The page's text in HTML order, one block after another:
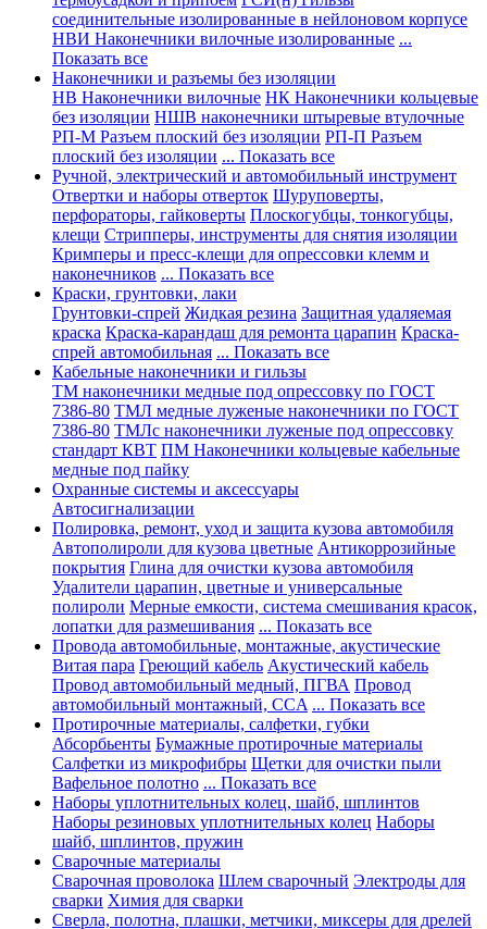
соединительные изолированные в нейлоновом корпусе
НВИ Наконечники вилочные изолированные ...
Показать все
Наконечники и разъемы без изоляции
НВ Наконечники вилочные НК Наконечники кольцевые
без изоляции НШВ наконечники штыревые втулочные
РП-М Разъем плоский без изоляции РП-П Разъем
плоский без изоляции ... Показать все
Ручной, электрический и автомобильный инструмент
Отвертки и наборы отверток Шуруповерты,
перфораторы, гайковерты Плоскогубцы, тонкогубцы,
клещи Стрипперы, инструменты для снятия изоляции
Кримперы и пресс-клещи для опрессовки клемм и
наконечников ... Показать все
Краски, грунтовки, лаки
Грунтовки-спрей Жидкая резина Защитная удаляемая
краска Краска-карандаш для ремонта царапин Краска-
спрей автомобильная ... Показать все
Кабельные наконечники и гильзы
ТМ наконечники медные под опрессовку по ГОСТ
7386-80 ТМЛ медные луженые наконечники по ГОСТ
7386-80 ТМЛс наконечники луженые под опрессовку
стандарт КВТ ПМ Наконечники кольцевые кабельные
медные под пайку
Охранные системы и аксессуары
Автосигнализации
Полировка, ремонт, уход и защита кузова автомобиля
Автополироли для кузова цветные Антикоррозийные
покрытия Глина для очистки кузова автомобиля
Удалители царапин, цветные и универсальные
полироли Мерные емкости, система смешивания красок,
лопатки для размешивания ... Показать все
Провода автомобильные, монтажные, акустические
Витая пара Греющий кабель Акустический кабель
Провод автомобильный медный, ПГВА Провод
автомобильный монтажный, CCA ... Показать все
Протирочные материалы, салфетки, губки
Абсорбьенты Бумажные протирочные материалы
Салфетки из микрофибры Щетки для очистки пыли
Вафельное полотно ... Показать все
Наборы уплотнительных колец, шайб, шплинтов
Наборы резиновых уплотнительных колец Наборы
шайб, шплинтов, пружин
Сварочные материалы
Сварочная проволока Шлем сварочный Электроды для
сварки Химия для сварки
Сверла, полотна, плашки, метчики, миксеры для дрелей